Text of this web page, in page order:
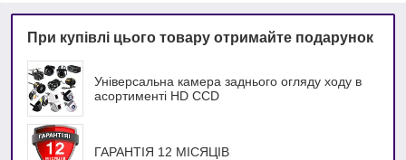
При купівлі цього товару отримайте подарунок
Універсальна камера заднього огляду ходу в
асортименті HD ССD
ГАРАНТІЯ 12 МІСЯЦІВ